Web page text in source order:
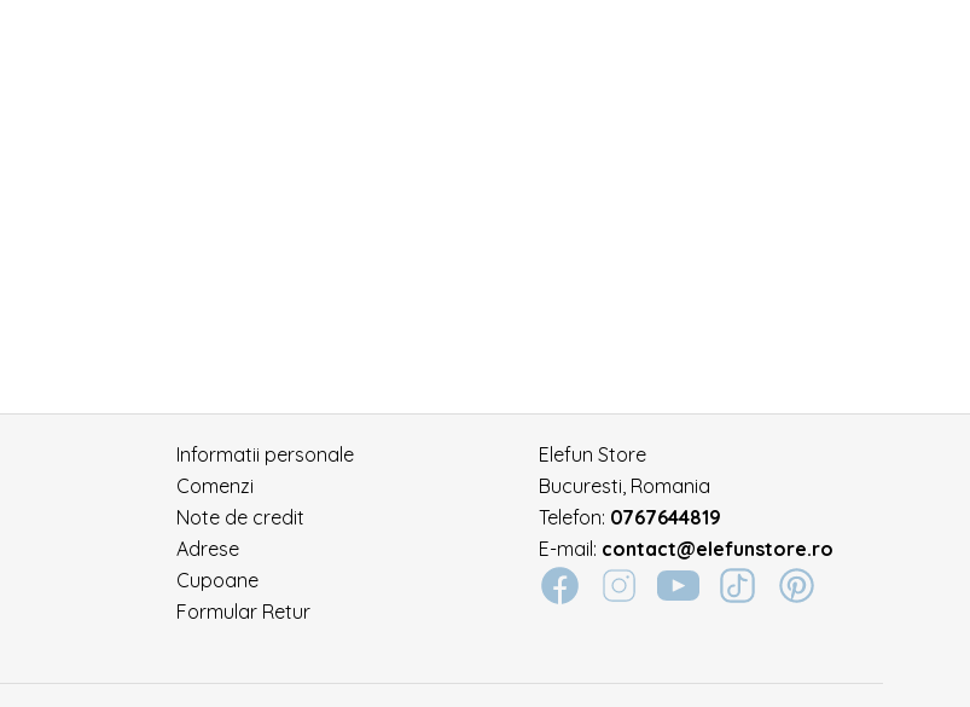
Informatii personale
Comenzi
Note de credit
Adrese
Cupoane
Formular Retur
Elefun Store
Bucuresti, Romania
Telefon: 0767644819
E-mail: contact@elefunstore.ro